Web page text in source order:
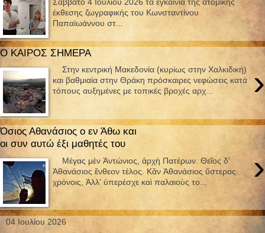
έκθεσης ζωγραφικής του Κωνσταντίνου
Παπαϊωάννου στ...
Ο ΚΑΙΡΟΣ ΣΗΜΕΡΑ
›
Στην κεντρική Μακεδονία (κυρίως στην Χαλκιδική)
και βαθμιαία στην Θράκη πρόσκαιρες νεφώσεις κατά
τόπους αυξημένες με τοπικές βροχές αρχ...
Όσιος Αθανάσιος ο εν Άθω και
οι συν αυτώ έξι μαθητές του
›
Μέγας μὲν Ἀντώνιος, ἀρχὴ Πατέρων. Θεῖος δ'
Ἀθανάσιος ἔνθεον τέλος. Κἂν Ἀθανάσιος ὕστερος
χρόνοις, Ἀλλ' ὑπερέσχε καὶ παλαιοὺς το...
04 Ιουλίου 2026